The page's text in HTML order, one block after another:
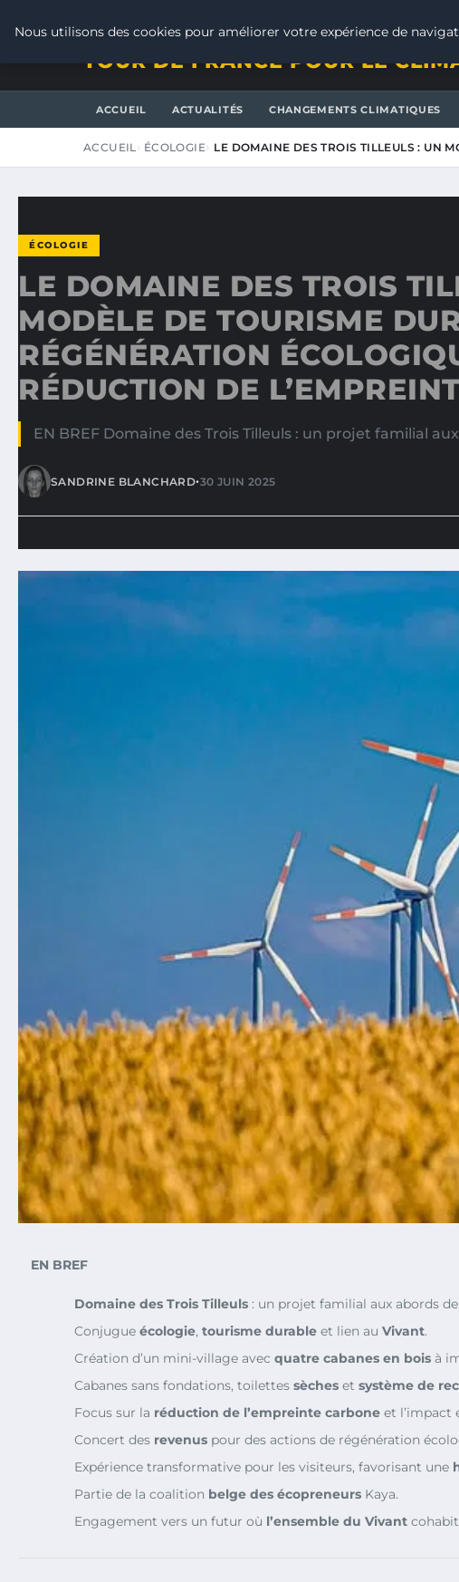
TOUR DE FRANCE POUR LE
ACCUEIL ACTUALITÉS CHANGEMENTS CLIMATIQUES
ACCUEIL ÉCOLOGIE LE DOMAINE DES TROIS TILLEULS : UN
ÉCOLOGIE
LE DOMAINE DES TROIS
MODÈLE DE TOURISME
RÉGÉNÉRATION
RÉDUCTION DE
EN BREF Domaine des Trois Tilleuls : un projet familial
SANDRINE BLANCHARD•30 JUIN 2025
EN BREF
Domaine des Trois Tilleuls : un projet familial aux abords
Conjugue écologie, tourisme durable et lien au Vivant.
Création d’un mini-village avec quatre cabanes en bois à
Cabanes sans fondations, toilettes sèches et système de
Focus sur la réduction de l’empreinte carbone et l’impact
Concert des revenus pour des actions de régénération
Expérience transformative pour les visiteurs, favorisant une
Partie de la coalition belge des écopreneurs Kaya.
Engagement vers un futur où l’ensemble du Vivant
Nous utilisons des cookies pour améliorer votre expérience de